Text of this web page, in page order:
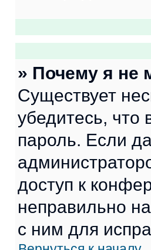
» Почему я не
Существует
убедитесь, что
пароль. Если
доступ к
неправильно
с ним для